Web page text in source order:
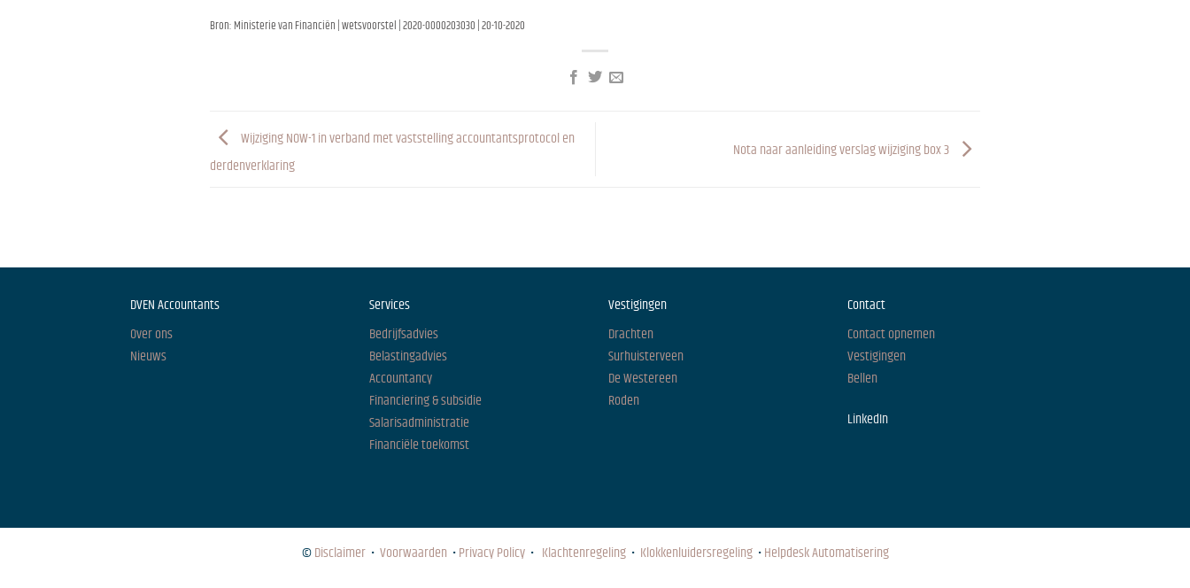
Bron: Ministerie van Financiën | wetsvoorstel | 2020-0000203030 | 20-10-2020
Wijziging NOW-1 in verband met vaststelling accountantsprotocol en
derdenverklaring
Nota naar aanleiding verslag wijziging box 3
DVEN Accountants
Over ons
Nieuws
Services
Bedrijfsadvies
Belastingadvies
Accountancy
Financiering & subsidie
Salarisadministratie
Financiële toekomst
Vestigingen
Drachten
Surhuisterveen
De Westereen
Roden
Contact
Contact opnemen
Vestigingen
Bellen
LinkedIn
©Disclaimer• Voorwaarden •Privacy Policy• Klachtenregeling• Klokkenluidersregeling•Helpdesk Automatisering